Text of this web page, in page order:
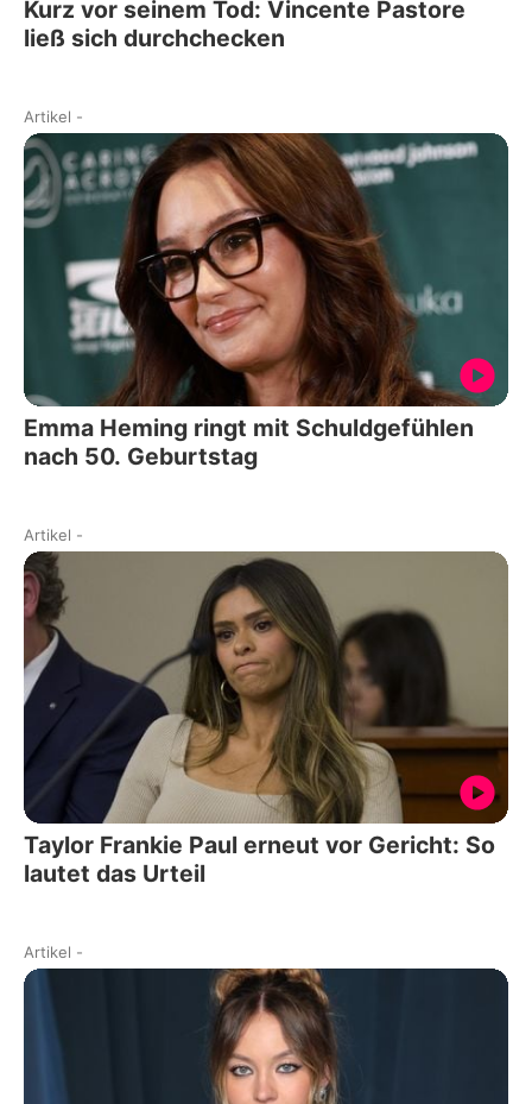
Kurz vor seinem Tod: Vincente Pastore
ließ sich durchchecken
Artikel -
Emma Heming ringt mit Schuldgefühlen
nach 50. Geburtstag
Artikel -
Taylor Frankie Paul erneut vor Gericht: So
lautet das Urteil
Artikel -